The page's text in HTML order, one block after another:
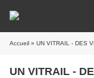
Accueil » UN VITRAIL - DES
UN VITRAIL -